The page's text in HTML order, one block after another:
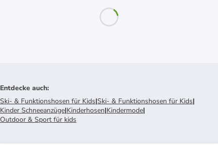
Entdecke auch:
Ski- & Funktionshosen für Kids|Ski- & Funktionshosen für Kids|
Kinder Schneeanzüge|Kinderhosen|Kindermode|
Outdoor & Sport für kids